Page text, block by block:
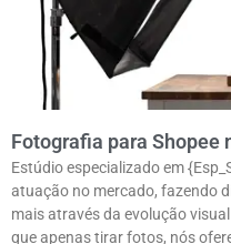
Fotografia para Shopee
Estúdio especializado em
atuação no mercado, fazendo
mais através da evolução
que apenas tirar fotos, nós